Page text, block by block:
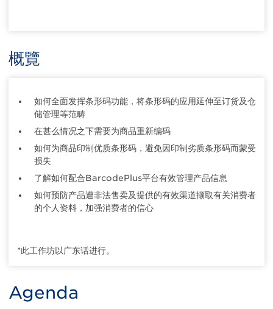
概覽
如何全面发挥条形码功能，将条形码的应用延伸至订货及仓
储管理等范畴
在甚么情况之下需要为商品重新编码
如何为商品印制优质条形码，避免因印制劣质条形码而蒙受
损失
了解如何配合BarcodePlus平台有效管理产品信息
如何预防产品遭非法售卖及提供的有效渠道撷取有关消费者
的个人资料，加强消费者的信心
*此工作坊以广东话进行。
Agenda